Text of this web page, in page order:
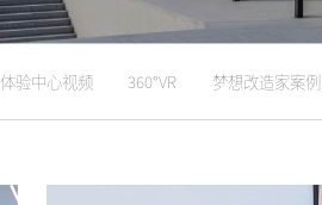
体验中心视频 360°VR 梦想改造家案例